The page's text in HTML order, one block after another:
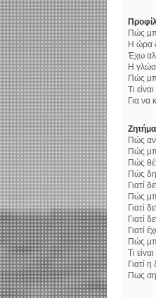
Πώς
Η ώρα
Έχω
Η
Πώς
Τι
Για να
Πώς
Πώς
Πώς
Πώς
Γιατί
Πώς
Γιατί
Γιατί
Γιατί
Πώς
Τι
Γιατί
Πως